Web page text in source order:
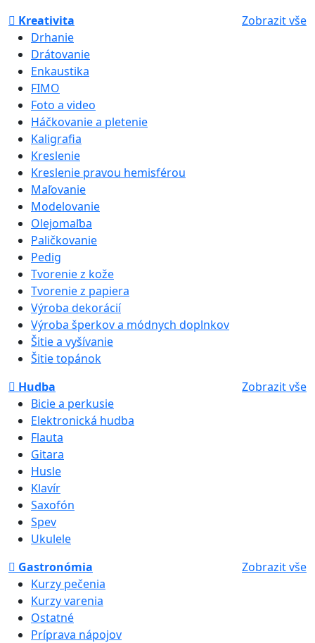
Kreativita
Zobrazit vše
Drhanie
Drátovanie
Enkaustika
FIMO
Foto a video
Háčkovanie a pletenie
Kaligrafia
Kreslenie
Kreslenie pravou hemisférou
Maľovanie
Modelovanie
Olejomaľba
Paličkovanie
Pedig
Tvorenie z kože
Tvorenie z papiera
Výroba dekorácií
Výroba šperkov a módnych doplnkov
Šitie a vyšívanie
Šitie topánok
Hudba
Zobrazit vše
Bicie a perkusie
Elektronická hudba
Flauta
Gitara
Husle
Klavír
Saxofón
Spev
Ukulele
Gastronómia
Zobrazit vše
Kurzy pečenia
Kurzy varenia
Ostatné
Príprava nápojov